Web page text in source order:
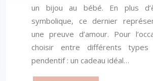
un bijou au bébé. En plus
symbolique, ce dernier
une preuve d’amour. Pour
choisir entre différents
pendentif : un cadeau idéal…